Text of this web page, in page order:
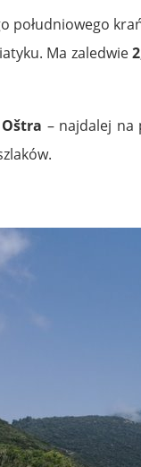
południowego
Ma zaledwie
– najdalej na